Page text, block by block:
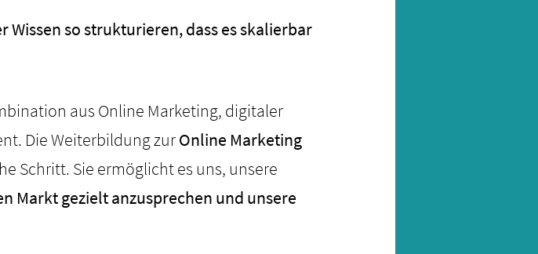
Wissen so strukturieren, dass es skalierbar
aus Online Marketing, digitaler
Die Weiterbildung zurOnline Marketing
Schritt. Sie ermöglicht es uns, unsere
Markt gezielt anzusprechen und unsere